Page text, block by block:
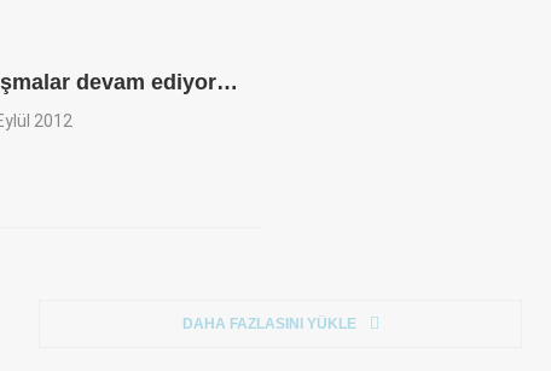
devam ediyor…
2012
DAHA FAZLASINI YÜKLE